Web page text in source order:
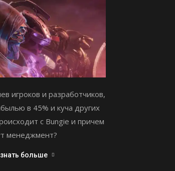
игроков и разработчиков,
в 45% и куча других
с Bungie и причем
менеджмент?
больше